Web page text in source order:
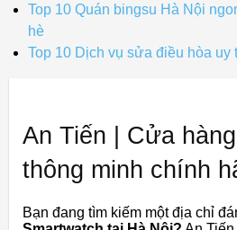
Top 10 Quán bingsu Hà Nội
hè
Top 10 Dịch vụ sửa điều hòa uy
An Tiến | Cửa
thông minh chính
Bạn đang tìm kiếm một địa chỉ